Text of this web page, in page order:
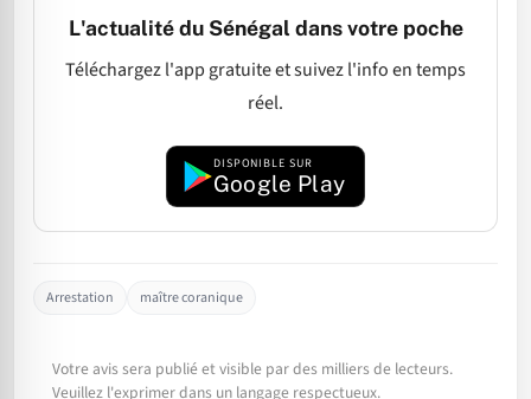
L'actualité du Sénégal dans votre poche
Téléchargez l'app gratuite et suivez l'info en temps
réel.
DISPONIBLE SUR
Google Play
Arrestation maître coranique
Votre avis sera publié et visible par des milliers de lecteurs.
Veuillez l'exprimer dans un langage respectueux.